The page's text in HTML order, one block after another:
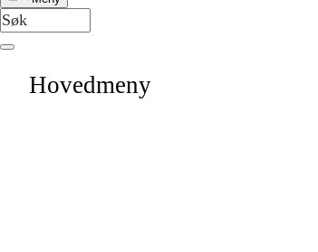
Hovedmeny